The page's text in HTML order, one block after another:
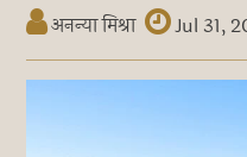
अनन्या मिश्रा Jul 31,